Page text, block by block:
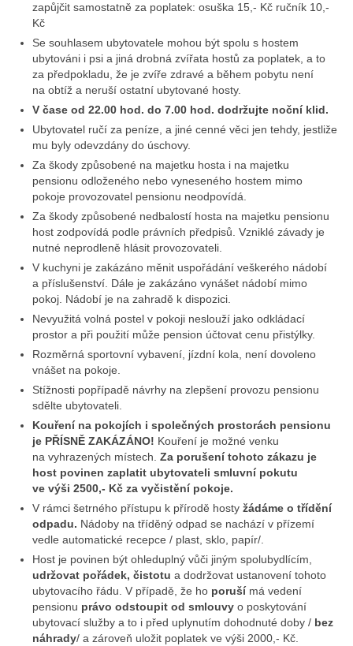
zapůjčit samostatně za poplatek: osuška 15,- Kč ručník 10,-
Kč
Se souhlasem ubytovatele mohou být spolu s hostem
ubytováni i psi a jiná drobná zvířata hostů za poplatek, a to
za předpokladu, že je zvíře zdravé a během pobytu není
na obtíž a neruší ostatní ubytované hosty.
V čase od 22.00 hod. do 7.00 hod. dodržujte noční klid.
Ubytovatel ručí za peníze, a jiné cenné věci jen tehdy, jestliže
mu byly odevzdány do úschovy.
Za škody způsobené na majetku hosta i na majetku
pensionu odloženého nebo vyneseného hostem mimo
pokoje provozovatel pensionu neodpovídá.
Za škody způsobené nedbalostí hosta na majetku pensionu
host zodpovídá podle právních předpisů. Vzniklé závady je
nutné neprodleně hlásit provozovateli.
V kuchyni je zakázáno měnit uspořádání veškerého nádobí
a příslušenství. Dále je zakázáno vynášet nádobí mimo
pokoj. Nádobí je na zahradě k dispozici.
Nevyužitá volná postel v pokoji neslouží jako odkládací
prostor a při použití může pension účtovat cenu přistýlky.
Rozměrná sportovní vybavení, jízdní kola, není dovoleno
vnášet na pokoje.
Stížnosti popřípadě návrhy na zlepšení provozu pensionu
sdělte ubytovateli.
Kouření na pokojích i společných prostorách pensionu
je PŘÍSNĚ ZAKÁZÁNO! Kouření je možné venku
na vyhrazených místech. Za porušení tohoto zákazu je
host povinen zaplatit ubytovateli smluvní pokutu
ve výši 2500,- Kč za vyčistění pokoje.
V rámci šetrného přístupu k přírodě hosty žádáme o třídění
odpadu. Nádoby na tříděný odpad se nachází v přízemí
vedle automatické recepce / plast, sklo, papír/.
Host je povinen být ohleduplný vůči jiným spolubydlícím,
udržovat pořádek, čistotu a dodržovat ustanovení tohoto
ubytovacího řádu. V případě, že ho porušímá vedení
pensionu právo odstoupit od smlouvy o poskytování
ubytovací služby a to i před uplynutím dohodnuté doby / bez
náhrady/ a zároveň uložit poplatek ve výši 2000,- Kč.